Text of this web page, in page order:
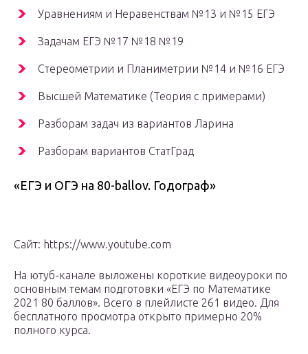
Уравнениям и Неравенствам №13 и №15 ЕГЭ
Задачам ЕГЭ №17 №18 №19
Стереометрии и Планиметрии №14 и №16 ЕГЭ
Высшей Математике (Теория с примерами)
Разборам задач из вариантов Ларина
Разборам вариантов СтатГрад
«ЕГЭ и ОГЭ на 80-ballov. Годограф»
Сайт: https://www.youtube.com
На ютуб-канале выложены короткие видеоуроки по
основным темам подготовки «ЕГЭ по Математике
2021 80 баллов». Всего в плейлисте 261 видео. Для
бесплатного просмотра открыто примерно 20%
полного курса.